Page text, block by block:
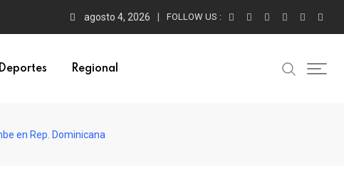
agosto 4, 2026 FOLLOW US :
Deportes Regional
en Rep. Dominicana